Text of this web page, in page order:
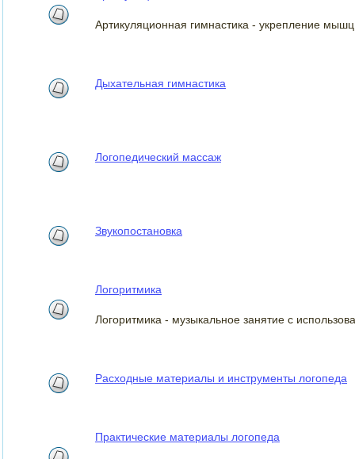
Артикуляционная гимнастика - укрепление
Дыхательная гимнастика
Логопедический массаж
Звукопостановка
Логоритмика
Логоритмика - музыкальное занятие с
Расходные материалы и инструменты логопеда
Практические материалы логопеда